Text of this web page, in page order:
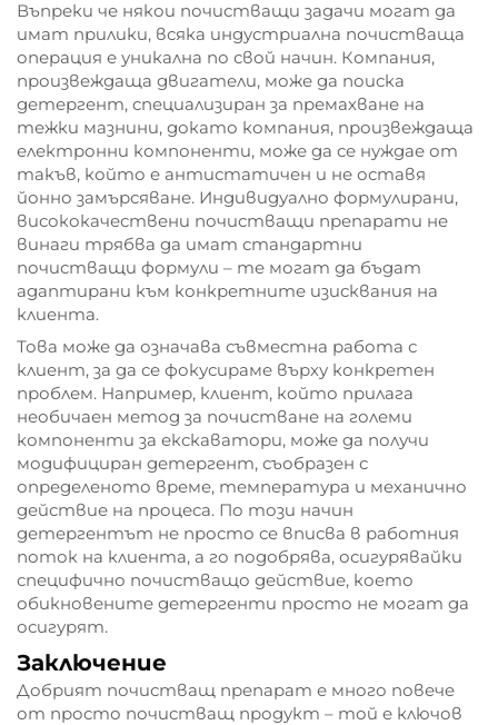
Въпреки че някои почистващи задачи могат да
имат прилики, всяка индустриална почистваща
операция е уникална по свой начин. Компания,
произвеждаща двигатели, може да поиска
детергент, специализиран за премахване на
тежки мазнини, докато компания, произвеждаща
електронни компоненти, може да се нуждае от
такъв, който е антистатичен и не оставя
йонно замърсяване. Индивидуално формулирани,
висококачествени почистващи препарати не
винаги трябва да имат стандартни
почистващи формули – те могат да бъдат
адаптирани към конкретните изисквания на
клиента.
Това може да означава съвместна работа с
клиент, за да се фокусираме върху конкретен
проблем. Например, клиент, който прилага
необичаен метод за почистване на големи
компоненти за екскаватори, може да получи
модифициран детергент, съобразен с
определеното време, температура и механично
действие на процеса. По този начин
детергентът не просто се вписва в работния
поток на клиента, а го подобрява, осигурявайки
специфично почистващо действие, което
обикновените детергенти просто не могат да
осигурят.
Заключение
Добрият почистващ препарат е много повече
от просто почистващ продукт – той е ключов